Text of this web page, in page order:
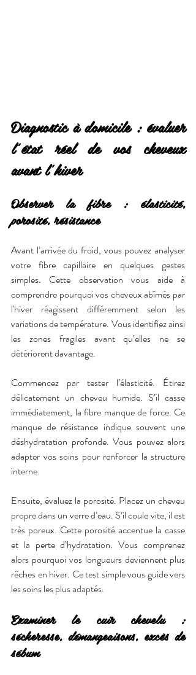
Diagnostic à domicile : évaluer
l’état réel de vos cheveux
avant l’hiver
Observer la fibre : élasticité,
porosité, résistance
Avant l’arrivée du froid, vous pouvez analyser
votre fibre capillaire en quelques gestes
simples. Cette observation vous aide à
comprendre pourquoi vos cheveux abîmés par
l'hiver réagissent différemment selon les
variations de température. Vous identifiez ainsi
les zones fragiles avant qu’elles ne se
détériorent davantage.
Commencez par tester l’élasticité. Étirez
délicatement un cheveu humide. S’il casse
immédiatement, la fibre manque de force. Ce
manque de résistance indique souvent une
déshydratation profonde. Vous pouvez alors
adapter vos soins pour renforcer la structure
interne.
Ensuite, évaluez la porosité. Placez un cheveu
propre dans un verre d’eau. S’il coule vite, il est
très poreux. Cette porosité accentue la casse
et la perte d’hydratation. Vous comprenez
alors pourquoi vos longueurs deviennent plus
rêches en hiver. Ce test simple vous guide vers
les soins les plus adaptés.
Examiner le cuir chevelu :
sécheresse, démangeaisons, excès de
sébum